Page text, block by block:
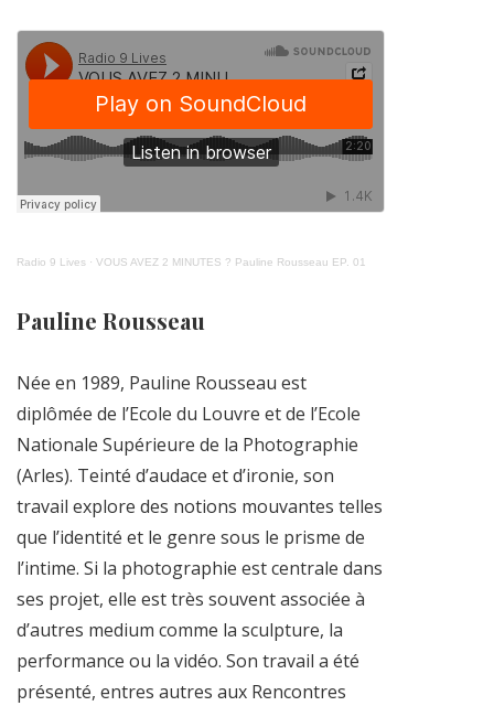
Radio 9 Lives · VOUS AVEZ 2 MINUTES ? Pauline Rousseau EP. 01
Pauline Rousseau
Née en 1989, Pauline Rousseau est
diplômée de l’Ecole du Louvre et de l’Ecole
Nationale Supérieure de la Photographie
(Arles). Teinté d’audace et d’ironie, son
travail explore des notions mouvantes telles
que l’identité et le genre sous le prisme de
l’intime. Si la photographie est centrale dans
ses projet, elle est très souvent associée à
d’autres medium comme la sculpture, la
performance ou la vidéo. Son travail a été
présenté, entres autres aux Rencontres